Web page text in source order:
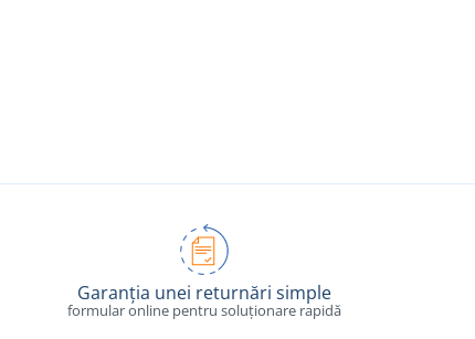
Garanția unei returnări simple
formular online pentru soluționare rapidă